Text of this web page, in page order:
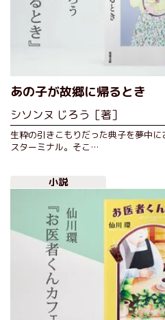
あの子が故郷に帰るとき
シソンヌ じろう［著］
生粋の引きこもりだった典子を夢中
スターミナル。そこ…
小説